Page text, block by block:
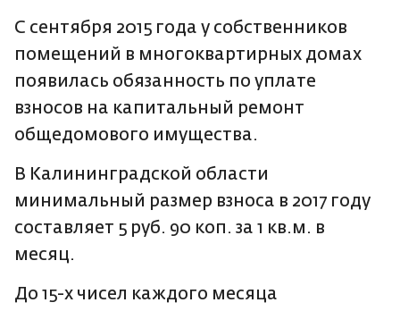
С сентября 2015 года у собственников
помещений в многоквартирных домах
появилась обязанность по уплате
взносов на капитальный ремонт
общедомового имущества.
В Калининградской области
минимальный размер взноса в 2017 году
составляет 5 руб. 90 коп. за 1 кв.м. в
месяц.
До 15-х чисел каждого месяца